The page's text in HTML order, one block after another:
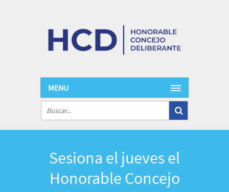
MENU
Sesiona el jueves el
Honorable Concejo